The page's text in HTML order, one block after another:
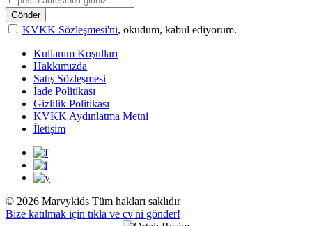
Gönder
KVKK Sözleşmesi'ni, okudum, kabul ediyorum.
Kullanım Koşulları
Hakkımızda
Satış Sözleşmesi
İade Politikası
Gizlilik Politikası
KVKK Aydınlatma Metni
İletişim
© 2026 Marvykids Tüm hakları saklıdır
Bize katılmak için tıkla ve cv'ni gönder!